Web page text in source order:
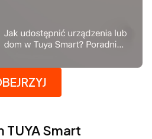
aby otworzyć stronę.
Smart